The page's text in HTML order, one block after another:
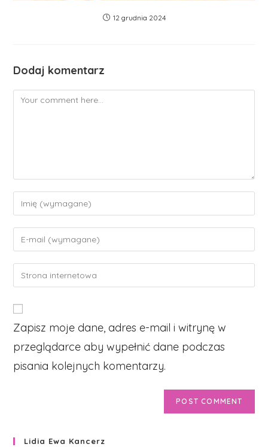
12 grudnia 2024
Dodaj komentarz
Comment
your
name
comment
your
email
address
your
URL
(optional)
Zapisz moje dane, adres e-mail i witrynę w
przeglądarce aby wypełnić dane podczas
pisania kolejnych komentarzy.
Lidia Ewa Kancerz